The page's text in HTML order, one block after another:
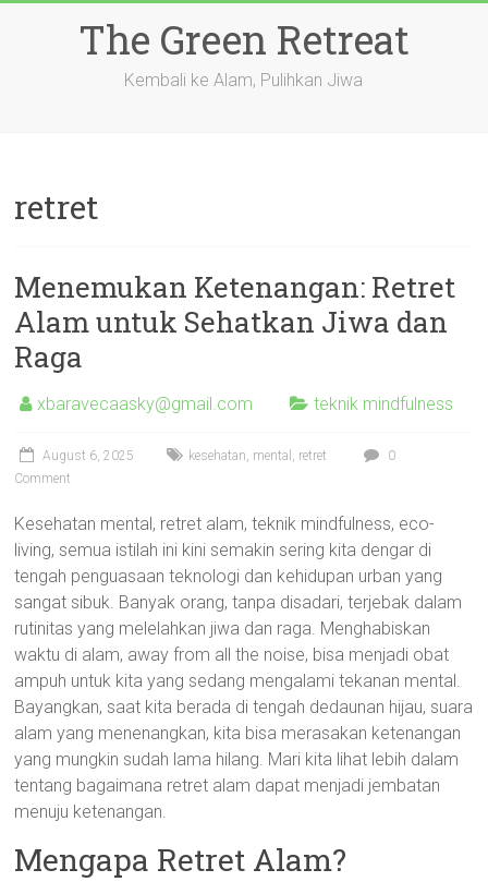
The Green Retreat
Kembali ke Alam, Pulihkan Jiwa
retret
Menemukan Ketenangan: Retret
Alam untuk Sehatkan Jiwa dan
Raga
xbaravecaasky@gmail.com teknik mindfulness
August 6, 2025 kesehatan, mental , retret
0
Comment
Kesehatan mental, retret alam, teknik mindfulness, eco-
living, semua istilah ini kini semakin sering kita dengar di
tengah penguasaan teknologi dan kehidupan urban yang
sangat sibuk. Banyak orang, tanpa disadari, terjebak dalam
rutinitas yang melelahkan jiwa dan raga. Menghabiskan
waktu di alam, away from all the noise, bisa menjadi obat
ampuh untuk kita yang sedang mengalami tekanan mental.
Bayangkan, saat kita berada di tengah dedaunan hijau, suara
alam yang menenangkan, kita bisa merasakan ketenangan
yang mungkin sudah lama hilang. Mari kita lihat lebih dalam
tentang bagaimana retret alam dapat menjadi jembatan
menuju ketenangan.
Mengapa Retret Alam?